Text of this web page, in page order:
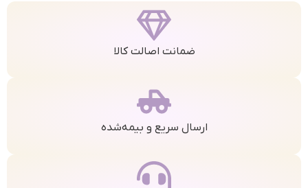
ضمانت اصالت کالا
ارسال سریع و بیمه‌شده